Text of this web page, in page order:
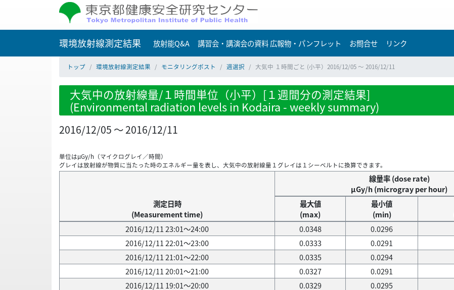
環境放射線測定結果 放射能Q&A 講習会・講演会の資料 広報物・パンフレット お問合せ リンク
トップ 環境放射線測定結果 モニタリングポスト 週選択 大気中 １時間ごと (小平）2016/12/05 ～ 2016/12/11
大気中の放射線量/１時間単位（小平）[１週間分の測定結果]
(Environmental radiation levels in Kodaira - weekly summary)
2016/12/05 ～ 2016/12/11
単位はμGy/h（マイクログレイ／時間）
グレイは放射線が物質に当たった時のエネルギー量を表し、大気中の放射線量１グレイは１シーベルトに換算できます。
測定日時
(Measurement time)
線量率 (dose rate)
μGy/h (microgray per hour)
最大値
(max)
最小値
(min)
2016/12/11 23:01～24:00
0.0348 0.0296
2016/12/11 22:01～23:00
0.0333 0.0291
2016/12/11 21:01～22:00
0.0335 0.0294
2016/12/11 20:01～21:00
0.0327 0.0291
2016/12/11 19:01～20:00
0.0329 0.0295